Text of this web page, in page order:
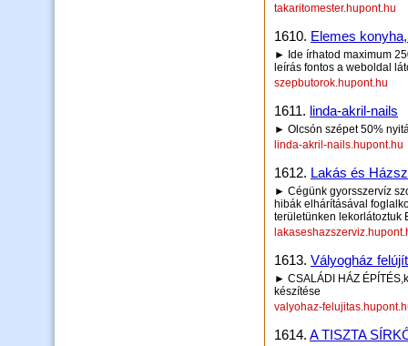
takaritomester.hupont.hu
1610. Elemes
► Ide írhatod maximum
leírás fontos a weboldal
szepbutorok.hupont.hu
1611. linda-akril-nails
► Olcsón szépet 50%
linda-akril-nails.hupont.hu
1612. Lakás és
► Cégünk gyorsszervíz
hibák elhárításával
területünken lekorlátoztuk
1613. Vályogház
► CSALÁDI HÁZ
készítése
valyohaz-
1614. A TISZTA